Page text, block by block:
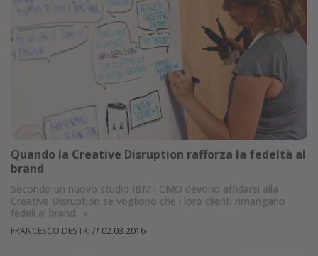
Quando la Creative Disruption rafforza la fedeltà al
brand
Secondo un nuovo studio IBM i CMO devono affidarsi alla
Creative Disruption se vogliono che i loro clienti rimangano
fedeli al brand. »
FRANCESCO DESTRI // 02.03.2016